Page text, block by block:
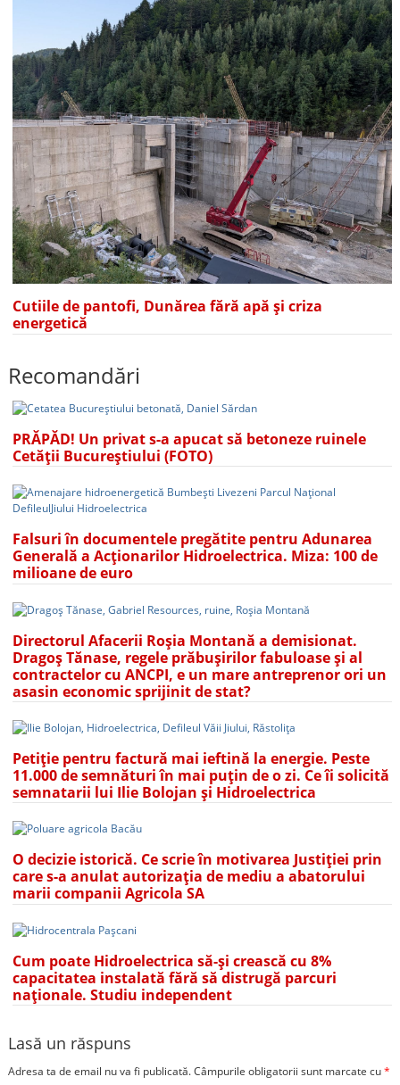
Cutiile de pantofi, Dunărea fără apă și criza
energetică
Recomandări
PRĂPĂD! Un privat s-a apucat să betoneze ruinele
Cetății Bucureștiului (FOTO)
Falsuri în documentele pregătite pentru Adunarea
Generală a Acționarilor Hidroelectrica. Miza: 100 de
milioane de euro
Directorul Afacerii Roșia Montană a demisionat.
Dragoș Tănase, regele prăbușirilor fabuloase și al
contractelor cu ANCPI, e un mare antreprenor ori un
asasin economic sprijinit de stat?
Petiție pentru factură mai ieftină la energie. Peste
11.000 de semnături în mai puțin de o zi. Ce îi solicită
semnatarii lui Ilie Bolojan și Hidroelectrica
O decizie istorică. Ce scrie în motivarea Justiției prin
care s-a anulat autorizația de mediu a abatorului
marii companii Agricola SA
Cum poate Hidroelectrica să-și crească cu 8%
capacitatea instalată fără să distrugă parcuri
naționale. Studiu independent
Lasă un răspuns
Adresa ta de email nu va fi publicată.Câmpurile obligatorii sunt marcate cu*